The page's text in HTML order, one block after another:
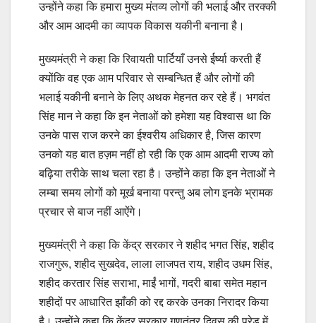
उन्होंने कहा कि हमारा मुख्य मंतव्य लोगों की भलाई और तरक्की
और आम आदमी का व्यापक विकास यकीनी बनाना है।
मुख्यमंत्री ने कहा कि रिवायती पार्टियाँ उनसे ईर्ष्या करती हैं
क्योंकि वह एक आम परिवार से सम्बन्धित हैं और लोगों की
भलाई यकीनी बनाने के लिए अथक मेहनत कर रहे हैं। भगवंत
सिंह मान ने कहा कि इन नेताओं को हमेशा यह विश्वास था कि
उनके पास राज करने का ईश्वरीय अधिकार है, जिस कारण
उनको यह बात हज़म नहीं हो रही कि एक आम आदमी राज्य को
बढ़िया तरीके साथ चला रहा है। उन्होंने कहा कि इन नेताओं ने
लम्बा समय लोगों को मूर्ख बनाया परन्तु अब लोग इनके भ्रामक
प्रचार से बाज नहीं आऐंगे।
मुख्यमंत्री ने कहा कि केंद्र सरकार ने शहीद भगत सिंह, शहीद
राजगुरू, शहीद सुखदेव, लाला लाजपत राय, शहीद उधम सिंह,
शहीद करतार सिंह सराभा, माईं भागों, गदरी बाबा समेत महान
शहीदों पर आधारित झाँकी को रद्द करके उनका निरादर किया